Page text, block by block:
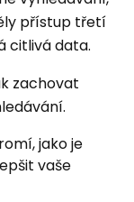
přístup třetí
citlivá data.
zachovat
jako je
vaše